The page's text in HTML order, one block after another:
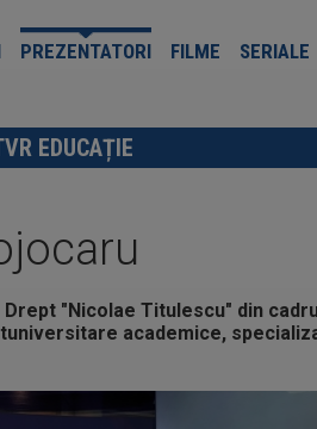
PREZENTATORI FILME SERIALE
EDUCAȚIE
"Nicolae Titulescu" din
academice,